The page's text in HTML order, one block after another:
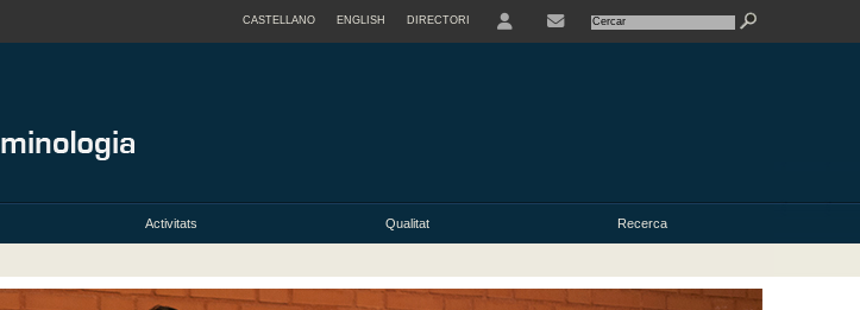
CASTELLANO ENGLISH DIRECTORI
Activitats Qualitat Recerca